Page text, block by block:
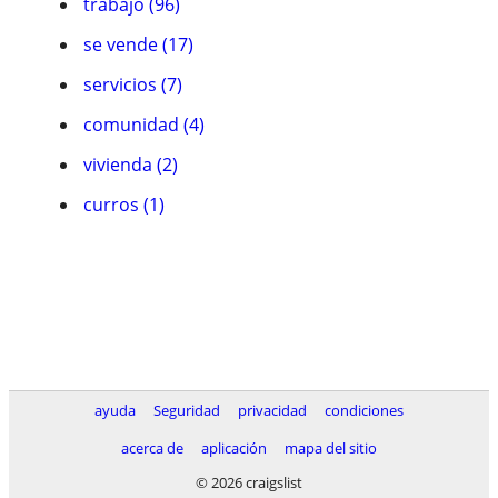
se vende (17)
servicios (7)
comunidad (4)
vivienda (2)
curros (1)
ayuda Seguridad privacidad
condiciones
acerca de
aplicación
mapa del sitio
© 2026 craigslist